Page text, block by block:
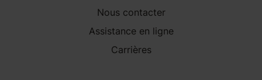
Nous contacter
Assistance en ligne
Carrières